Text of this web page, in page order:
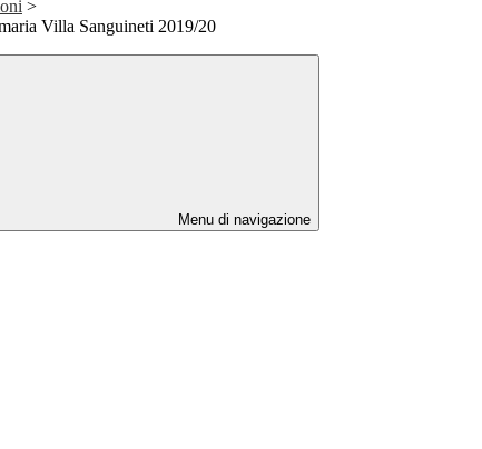
>
Villa Sanguineti 2019/20
Menu di navigazione